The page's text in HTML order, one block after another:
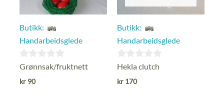
Butikk:
Handarbeidsglede
0
ut
Grønnsak/fruktnett
kr 90
Butikk:
Handarbeidsglede
0
ut
Hekla clutch
kr 170